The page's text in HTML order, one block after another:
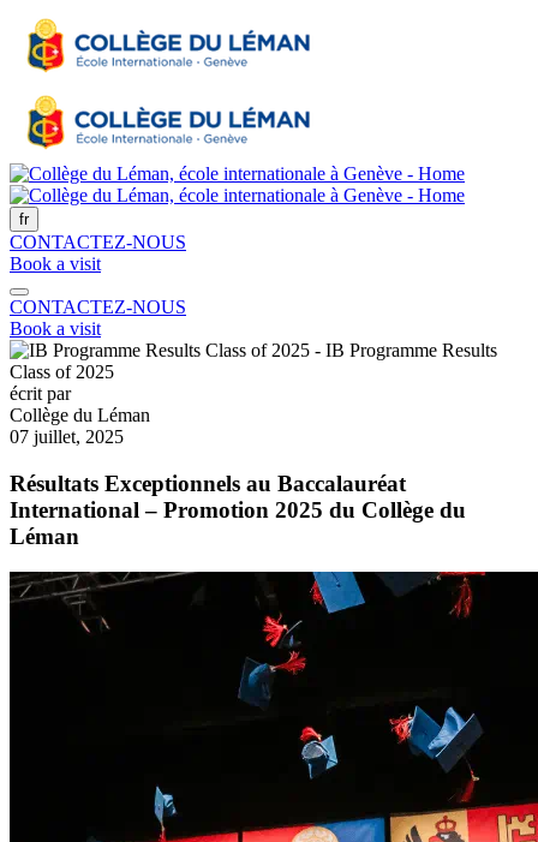
fr
CONTACTEZ-NOUS
Book a visit
CONTACTEZ-NOUS
Book a visit
écrit par
Collège du Léman
07 juillet, 2025
Résultats Exceptionnels au Baccalauréat
International – Promotion 2025 du Collège du
Léman